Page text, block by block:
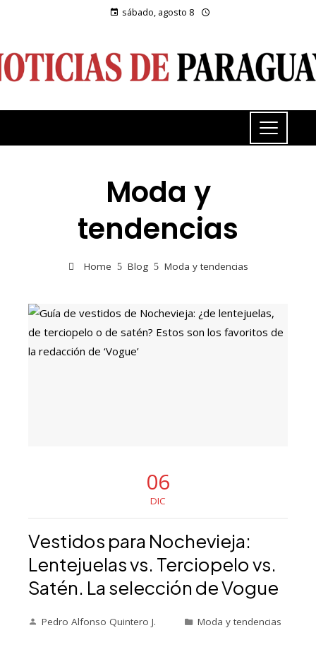
sábado, agosto 8
Moda y
tendencias
Home Blog Moda y tendencias
06
DIC
Vestidos para Nochevieja:
Lentejuelas vs. Terciopelo vs.
Satén. La selección de Vogue
Pedro Alfonso Quintero J. Moda y tendencias